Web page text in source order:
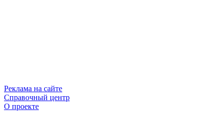
Реклама на сайте
Справочный центр
О проекте